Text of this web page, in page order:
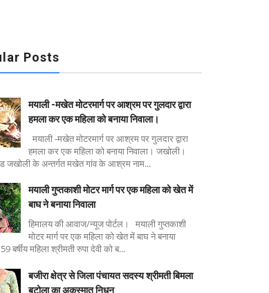
Posts
मयाली -मखेत मोटरमार्ग पर आश्रम पर गुलदार द्वारा
हमला कर एक महिला को बनाया निवाला।
मयाली -मखेत मोटरमार्ग पर आश्रम पर गुलदार द्वारा
हमला कर एक महिला को बनाया निवाला। जखोली।
जखोली के अन्तर्गत मखेत गांव के आश्रम नाम...
मयाली गुप्तकाशी मोटर मार्ग पर एक महिला को खेत में
बाघ ने बनाया निवाला
हिमालय की आवाज/न्यूज पोर्टल। मयाली गुप्तकाशी
मोटर मार्ग पर एक महिला को खेत में बाघ ने बनाया
बर्षीय महिला श्रीमती रुपा देवी को ब...
बजीरा क्षेत्र से जिला पंचायत सदस्य श्रीमती बिमला
बुटोला का अकस्मात निधन